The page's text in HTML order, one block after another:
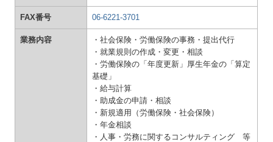
FAX番号 06-6221-3701
業務内容
・社会保険・労働保険の事務・提出代行
・就業規則の作成・変更・相談
・労働保険の「年度更新」厚生年金の「算定
基礎」
・給与計算
・助成金の申請・相談
・新規適用（労働保険・社会保険）
・年金相談
・人事・労務に関するコンサルティング 等